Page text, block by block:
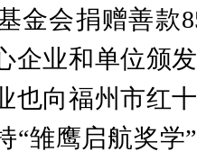
金会捐赠善款
企业和单位颁
也向福州市红
“雏鹰启航奖学